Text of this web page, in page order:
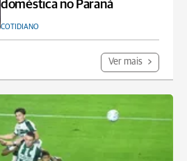
doméstica no Paraná
COTIDIANO
Ver mais